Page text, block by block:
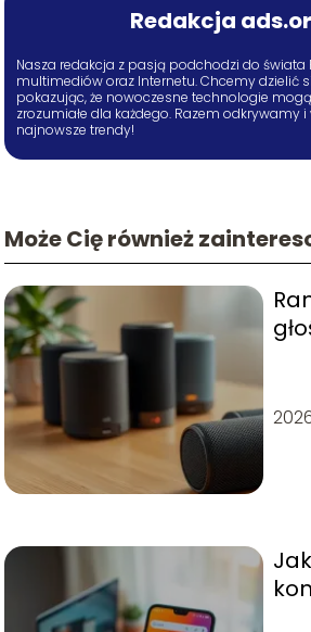
Redakcja
Nasza redakcja z pasją podchodzi do świata
multimediów oraz Internetu. Chcemy dzielić
pokazując, że nowoczesne technologie
zrozumiałe dla każdego. Razem odkrywamy
najnowsze trendy!
Może Cię również